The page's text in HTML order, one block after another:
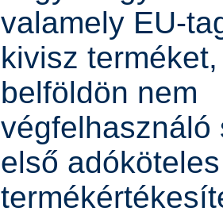
valamely EU-
kivisz
belföldön nem
végfelhasználó
első adóköteles